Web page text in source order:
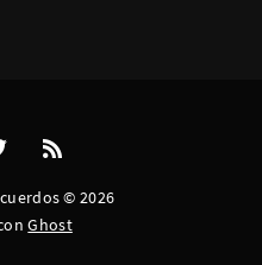
© 2026
Ghost